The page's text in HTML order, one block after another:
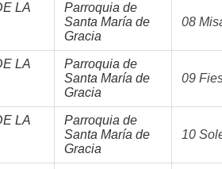
LA
Parroquia de
Santa María de
Gracia
08
LA
Parroquia de
Santa María de
Gracia
09
LA
Parroquia de
Santa María de
Gracia
10